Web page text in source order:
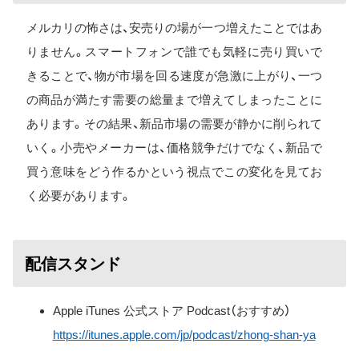
メルカリの怖さは、安売りの場が一つ増えたことではあ
りません。スマートフォンで誰でも気軽に売り買いで
きることで、物が市場を回る速度が急激に上がり、一つ
の商品が満たす需要の総量まで増えてしまったことに
あります。その結果、新品市場の需要が静かに削られて
いく。小売やメーカーは、価格競争だけでなく、新品で
買う意味をどう作るかという視点でこの変化を見てお
く必要があります。
配信スタンド
Apple iTunes 公式ストア Podcast（おすすめ）
https://itunes.apple.com/jp/podcast/zhong-shan-ya